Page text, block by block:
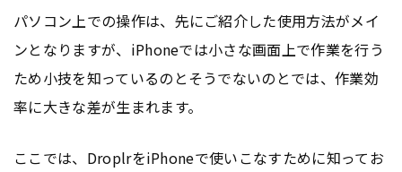
パソコン上での操作は、先にご紹介した使用方法がメイ
ンとなりますが、iPhoneでは小さな画面上で作業を行う
ため小技を知っているのとそうでないのとでは、作業効
率に大きな差が生まれます。
ここでは、DroplrをiPhoneで使いこなすために知ってお